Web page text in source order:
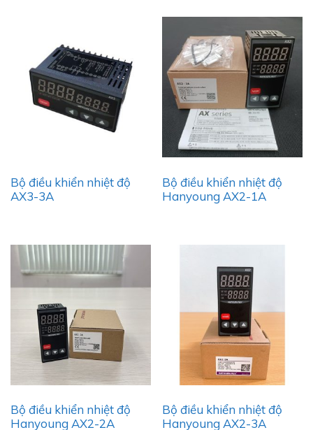
Bộ điều khiển nhiệt độ
AX3-3A
Bộ điều khiển nhiệt độ
Hanyoung AX2-1A
Bộ điều khiển nhiệt độ
Hanyoung AX2-2A
Bộ điều khiển nhiệt độ
Hanyoung AX2-3A